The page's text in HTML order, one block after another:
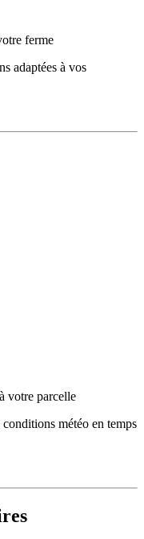
ferme
adaptées à vos
votre parcelle
météo en temps